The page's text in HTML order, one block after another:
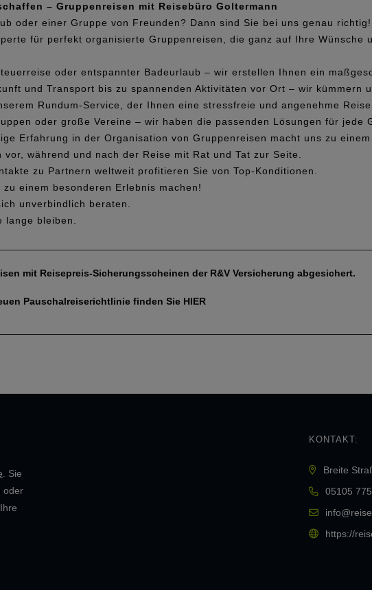
– Gruppenreisen mit Reisebüro Goltermann
oder einer Gruppe von Freunden? Dann sind Sie bei uns genau richtig!
für perfekt organisierte Gruppenreisen, die ganz auf Ihre Wünsche
oder entspannter Badeurlaub – wir erstellen Ihnen ein
und Transport bis zu spannenden Aktivitäten vor Ort – wir kümmern
Rundum-Service, der Ihnen eine stressfreie und angenehme
oder große Vereine – wir haben die passenden Lösungen für jede
Erfahrung in der Organisation von Gruppenreisen macht uns zu
vor, während und nach der Reise mit Rat und Tat zur Seite.
zu Partnern weltweit profitieren Sie von Top-Konditionen.
einem besonderen Erlebnis machen!
unverbindlich beraten.
bleiben.
mit Reisepreis-Sicherungsscheinen der R&V Versicherung abgesichert.
Pauschalreiserichtlinie finden Sie HIER
. Sie
oder
KONTAKT:
Breite
05105
https://